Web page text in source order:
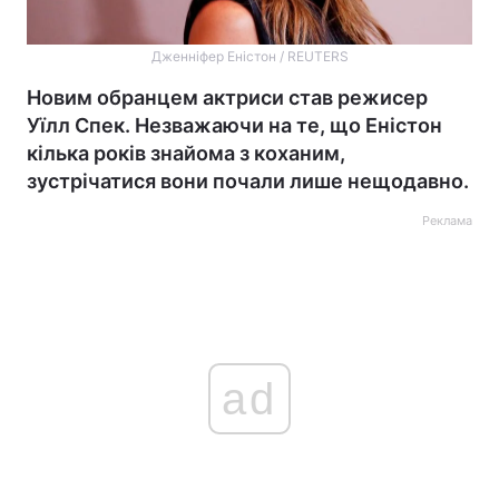
Дженніфер Еністон / REUTERS
Новим обранцем актриси став режисер
Уїлл Спек. Незважаючи на те, що Еністон
кілька років знайома з коханим,
зустрічатися вони почали лише нещодавно.
Реклама
ad